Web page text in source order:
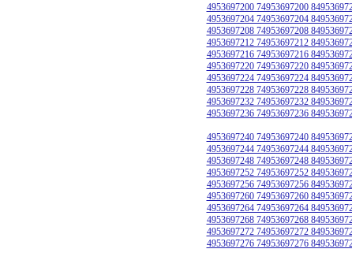
4953697200 74953697200
4953697204 74953697204
4953697208 74953697208
4953697212 74953697212
4953697216 74953697216
4953697220 74953697220
4953697224 74953697224
4953697228 74953697228
4953697232 74953697232
4953697236 74953697236
4953697240 74953697240
4953697244 74953697244
4953697248 74953697248
4953697252 74953697252
4953697256 74953697256
4953697260 74953697260
4953697264 74953697264
4953697268 74953697268
4953697272 74953697272
4953697276 74953697276